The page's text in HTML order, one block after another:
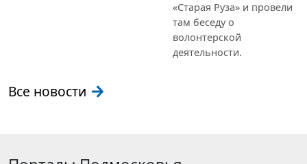
«Старая Руза» и провели
там беседу о
волонтерской
деятельности.
Все новости